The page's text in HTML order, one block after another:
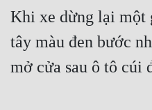
Khi xe dừng lại một
tây màu đen bước
mở cửa sau ô tô cúi